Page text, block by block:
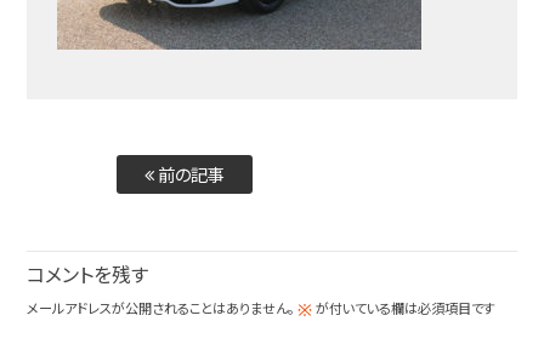
前の記事
コメントを残す
メールアドレスが公開されることはありません。 ※が付いている欄は必須項目です